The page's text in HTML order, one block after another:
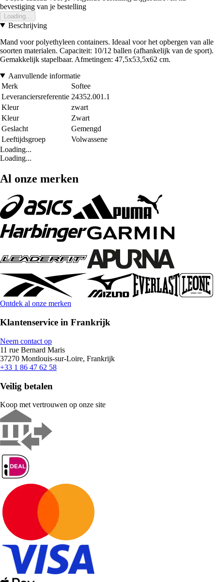
bevestiging van je bestelling
Loading...
Beschrijving
Mand voor polyethyleen containers. Ideaal voor het opbergen van alle
soorten materialen. Capaciteit: 10/12 ballen (afhankelijk van de sport).
Gemakkelijk stapelbaar. Afmetingen: 47,5x53,5x62 cm.
Aanvullende informatie
Merk
Softee
Leveranciersreferentie 24352.001.1
Kleur
zwart
Kleur
Zwart
Geslacht
Gemengd
Leeftijdsgroep
Volwassene
Loading...
Loading...
Al onze merken
Ontdek al onze merken
Klantenservice in Frankrijk
Neem contact op
11 rue Bernard Maris
37270 Montlouis-sur-Loire, Frankrijk
+33 1 86 47 62 58
Veilig betalen
Koop met vertrouwen op onze site